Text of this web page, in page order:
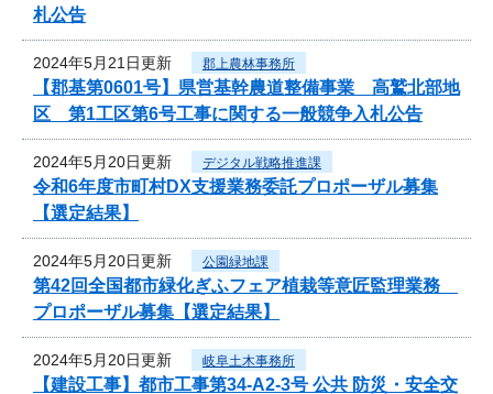
札公告
2024年5月21日更新 郡上農林事務所
【郡基第0601号】県営基幹農道整備事業 高鷲北部地
区 第1工区第6号工事に関する一般競争入札公告
2024年5月20日更新 デジタル戦略推進課
令和6年度市町村DX支援業務委託プロポーザル募集
【選定結果】
2024年5月20日更新 公園緑地課
第42回全国都市緑化ぎふフェア植栽等意匠監理業務
プロポーザル募集【選定結果】
2024年5月20日更新 岐阜土木事務所
【建設工事】都市工事第34-A2-3号 公共 防災・安全交